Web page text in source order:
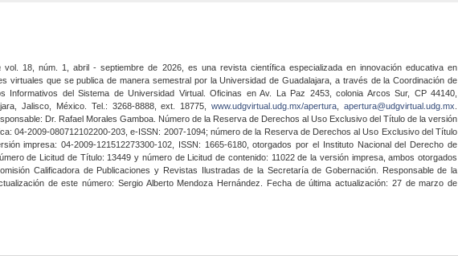
vol. 18, núm. 1, abril - septiembre de 2026, es una revista científica especializada en innovación educativa en
virtuales que se publica de manera semestral por la Universidad de Guadalajara, a través de la Coordinación de
Informativos del Sistema de Universidad Virtual. Oficinas en Av. La Paz 2453, colonia Arcos Sur, CP 44140,
Jalisco, México. Tel.: 3268-8888, ext. 18775,www.udgvirtual.udg.mx/apertura apertura@udgvirtual.udg.mx
Dr. Rafael Morales Gamboa. Número de la Reserva de Derechos al Uso Exclusivo del Título de la versión
04-2009-080712102200-203, e-ISSN: 2007-1094; número de la Reserva de Derechos al Uso Exclusivo del Título
impresa: 04-2009-121512273300-102, ISSN: 1665-6180, otorgados por el Instituto Nacional del Derecho de
de Licitud de Título: 13449 y número de Licitud de contenido: 11022 de la versión impresa, ambos otorgados
Calificadora de Publicaciones y Revistas Ilustradas de la Secretaría de Gobernación. Responsable de la
de este número: Sergio Alberto Mendoza Hernández. Fecha de última actualización: 27 de marzo de